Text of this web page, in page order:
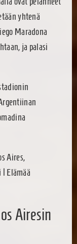
yhtenä
Maradona
ja palasi
Airesin